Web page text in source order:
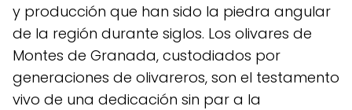
y producción que han sido la piedra angular
de la región durante siglos. Los olivares de
Montes de Granada, custodiados por
generaciones de olivareros, son el testamento
vivo de una dedicación sin par a la